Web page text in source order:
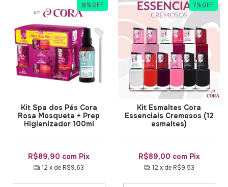
16% OFF
Kit Spa dos Pés Cora
Rosa Mosqueta + Prep
Higienizador 100ml
R$89,90 com Pix
12 x de R$9,63
7% OFF
Kit Esmaltes Cora
Essenciais Cremosos (12
esmaltes)
R$89,00 com Pix
12 x de R$9,53